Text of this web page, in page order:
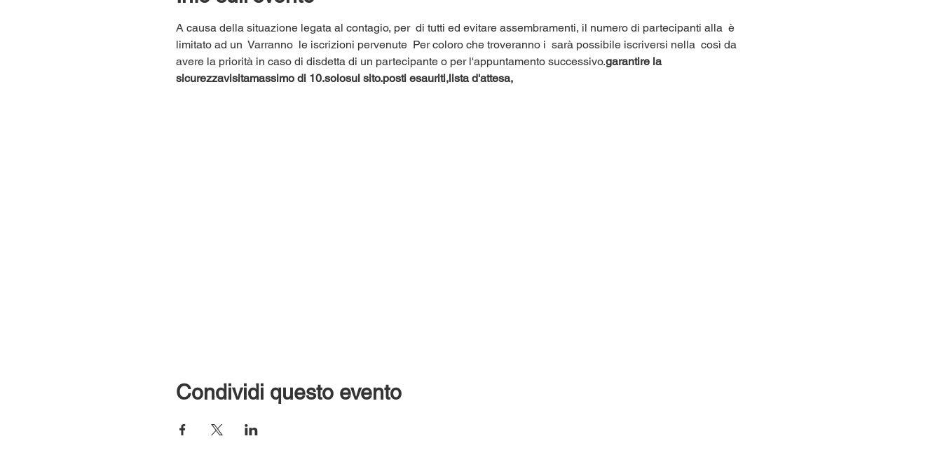
A causa della situazione legata al contagio, per di tutti ed evitare assembramenti, il numero di partecipanti alla è
limitato ad un Varranno le iscrizioni pervenute Per coloro che troveranno i sarà possibile iscriversi nella così da
avere la priorità in caso di disdetta di un partecipante o per l'appuntamento successivo.garantire la
sicurezzavisitamassimo di 10.solosul sito.posti esauriti,lista d'attesa,
Condividi questo evento